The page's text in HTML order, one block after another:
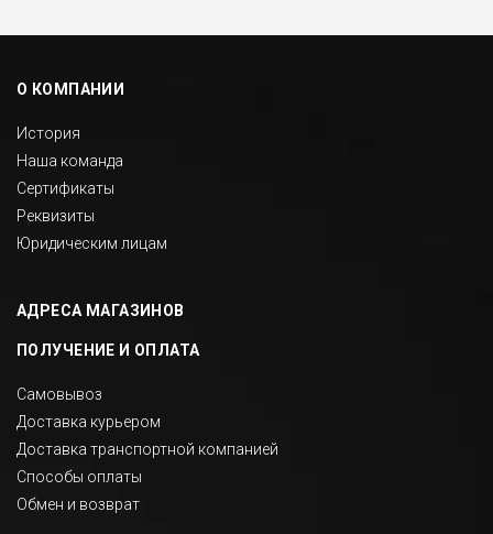
О КОМПАНИИ
История
Наша команда
Сертификаты
Реквизиты
Юридическим лицам
АДРЕСА МАГАЗИНОВ
ПОЛУЧЕНИЕ И ОПЛАТА
Самовывоз
Доставка курьером
Доставка транспортной компанией
Способы оплаты
Обмен и возврат